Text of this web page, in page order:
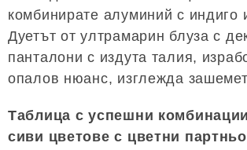
комбинирате алуминий с индиго
Дуетът от ултрамарин блуза с
панталони с издута талия,
опалов нюанс, изглежда
Таблица с успешни
сиви цветове с цветни